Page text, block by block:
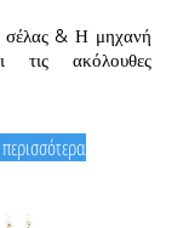
σέλας & Η μηχανή
τις ακόλουθες